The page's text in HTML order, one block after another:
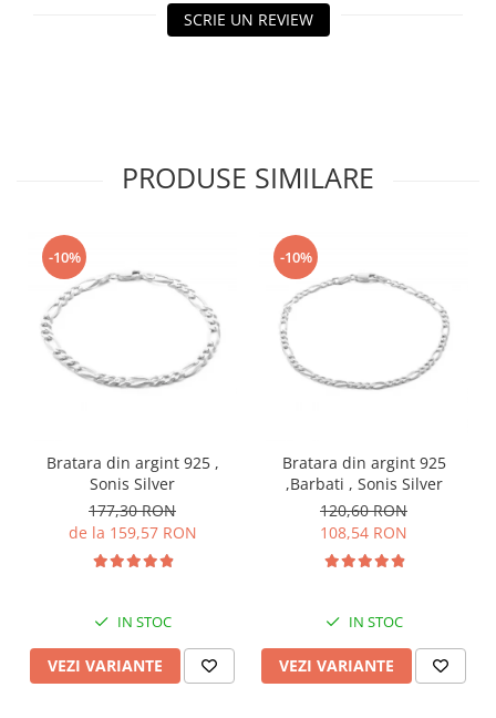
SCRIE UN REVIEW
PRODUSE SIMILARE
-10%
Bratara din argint 925 ,
Sonis Silver
177,30 RON
de la 159,57 RON
IN STOC
VEZI VARIANTE
-10%
Bratara din argint 925
,Barbati , Sonis Silver
120,60 RON
108,54 RON
IN STOC
VEZI VARIANTE